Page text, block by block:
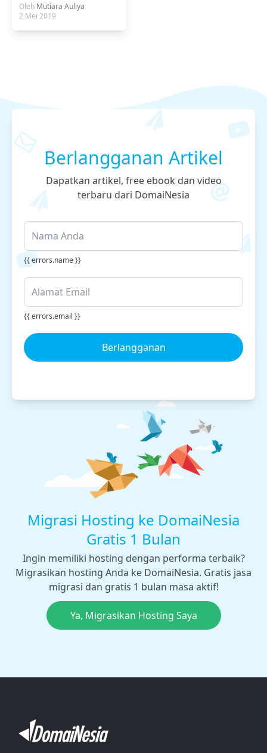
Oleh Mutiara Auliya
2 Mei 2019
Berlangganan Artikel
Dapatkan artikel, free ebook dan video
terbaru dari DomaiNesia
{{ errors.name }}
{{ errors.email }}
Berlangganan
Migrasi Hosting ke DomaiNesia
Gratis 1 Bulan
Ingin memiliki hosting dengan performa terbaik?
Migrasikan hosting Anda ke DomaiNesia. Gratis jasa
migrasi dan gratis 1 bulan masa aktif!
Ya, Migrasikan Hosting Saya